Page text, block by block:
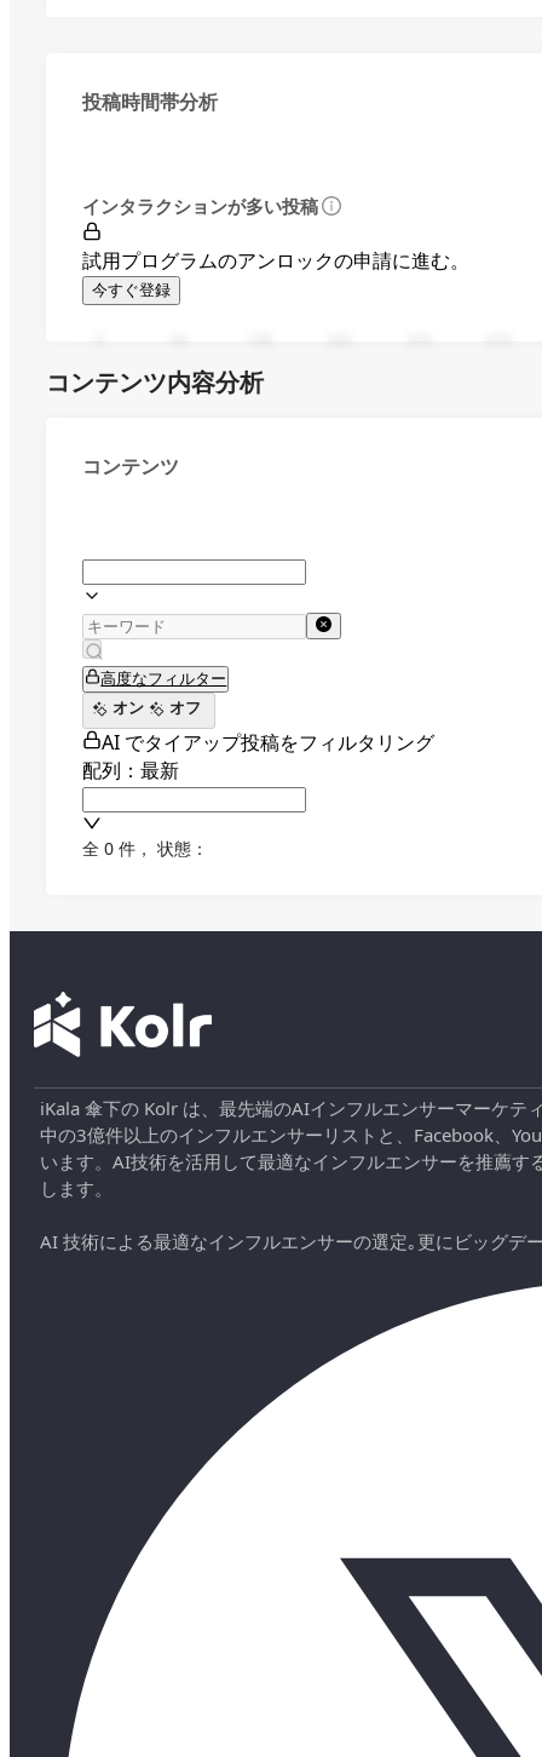
投稿時間帯分析
インタラクションが多い投稿
試用プログラムのアンロックの申請に進む。
今すぐ登録
コンテンツ内容分析
コンテンツ
高度なフィルター
オン
オフ
AI でタイアップ投稿をフィルタリング
配列：最新
全 0 件 ， 状態：
iKala 傘下の Kolr は、最先端のAIインフルエンサーマーケ
中の3億件以上のインフルエンサーリストと、Facebook、
います。AI技術を活用して最適なインフルエンサーを推薦
します。
AI 技術による最適なインフルエンサーの選定｡更にビッグデ